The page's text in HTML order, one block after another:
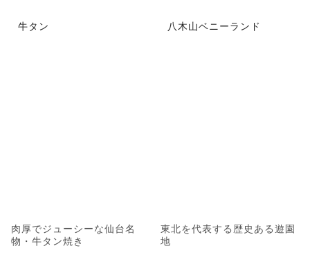
牛タン
肉厚でジューシーな仙台名
物・牛タン焼き
八木山ベニーランド
東北を代表する歴史ある遊園
地